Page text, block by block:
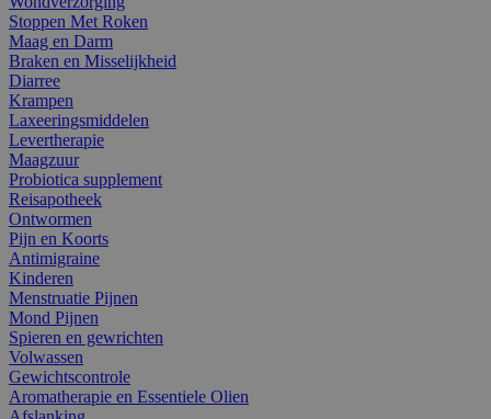
Stoppen Met Roken
Maag en Darm
Braken en Misselijkheid
Diarree
Krampen
Laxeeringsmiddelen
Levertherapie
Maagzuur
Probiotica supplement
Reisapotheek
Ontwormen
Pijn en Koorts
Antimigraine
Kinderen
Menstruatie Pijnen
Mond Pijnen
Spieren en gewrichten
Volwassen
Gewichtscontrole
Aromatherapie en Essentiele Olien